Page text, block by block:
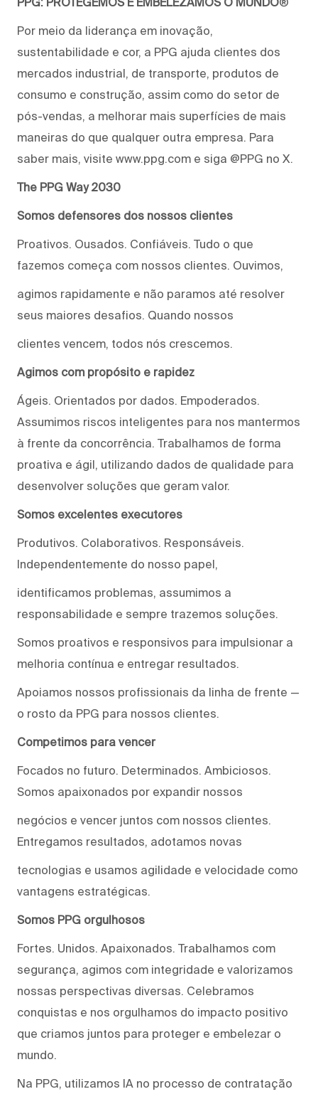
Por meio da liderança em inovação,
sustentabilidade e cor, a PPG ajuda clientes dos
mercados industrial, de transporte, produtos de
consumo e construção, assim como do setor de
pós-vendas, a melhorar mais superfícies de mais
maneiras do que qualquer outra empresa. Para
saber mais, visite www.ppg.com e siga @PPG no X.
The PPG Way 2030
Somos defensores dos nossos clientes
Proativos. Ousados. Confiáveis. Tudo o que
fazemos começa com nossos clientes. Ouvimos,
agimos rapidamente e não paramos até resolver
seus maiores desafios. Quando nossos
clientes vencem, todos nós crescemos.
Agimos com propósito e rapidez
Ágeis. Orientados por dados. Empoderados.
Assumimos riscos inteligentes para nos mantermos
à frente da concorrência. Trabalhamos de forma
proativa e ágil, utilizando dados de qualidade para
desenvolver soluções que geram valor.
Somos excelentes executores
Produtivos. Colaborativos. Responsáveis.
Independentemente do nosso papel,
identificamos problemas, assumimos a
responsabilidade e sempre trazemos soluções.
Somos proativos e responsivos para impulsionar a
melhoria contínua e entregar resultados.
Apoiamos nossos profissionais da linha de frente —
o rosto da PPG para nossos clientes.
Competimos para vencer
Focados no futuro. Determinados. Ambiciosos.
Somos apaixonados por expandir nossos
negócios e vencer juntos com nossos clientes.
Entregamos resultados, adotamos novas
tecnologias e usamos agilidade e velocidade como
vantagens estratégicas.
Somos PPG orgulhosos
Fortes. Unidos. Apaixonados. Trabalhamos com
segurança, agimos com integridade e valorizamos
nossas perspectivas diversas. Celebramos
conquistas e nos orgulhamos do impacto positivo
que criamos juntos para proteger e embelezar o
mundo.
Na PPG, utilizamos IA no processo de contratação